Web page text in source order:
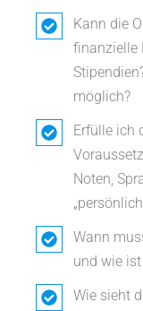
Kann die
finanzielle
möglich?
Erfülle ich
Noten,
Wann
und wie
Wie sieht